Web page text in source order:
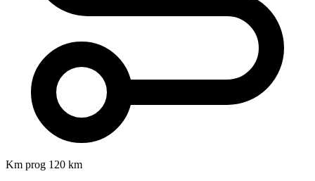
Km prog 120 km